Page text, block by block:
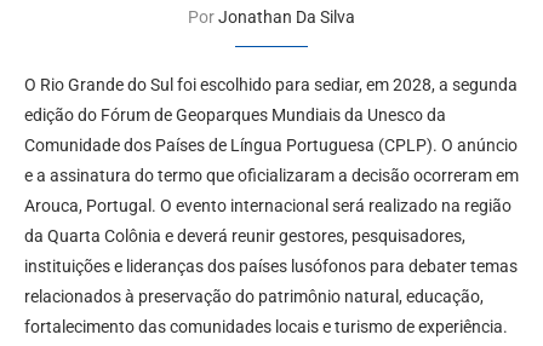
PorJonathan Da Silva
O Rio Grande do Sul foi escolhido para sediar, em 2028, a segunda
edição do Fórum de Geoparques Mundiais da Unesco da
Comunidade dos Países de Língua Portuguesa (CPLP). O anúncio
e a assinatura do termo que oficializaram a decisão ocorreram em
Arouca, Portugal. O evento internacional será realizado na região
da Quarta Colônia e deverá reunir gestores, pesquisadores,
instituições e lideranças dos países lusófonos para debater temas
relacionados à preservação do patrimônio natural, educação,
fortalecimento das comunidades locais e turismo de experiência.